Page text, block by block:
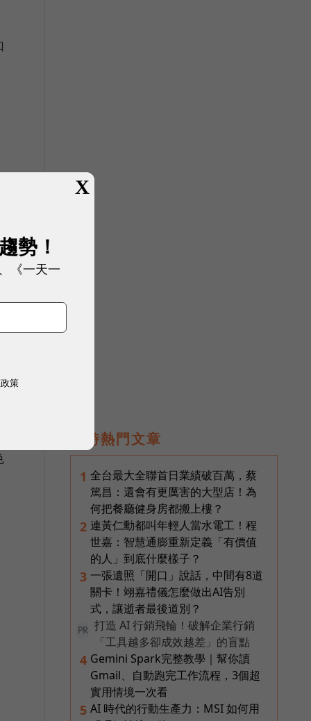
即時熱門文章
1 全台最大全聯首日業績破百萬，蔡
篤昌：還會有更厲害的大型店！為
何把餐廳健身房都搬上樓？
2 連黃仁勳都叫年輕人當水電工！程
世嘉：智慧通膨重新定義「有價值
的人」到底什麼樣子？
3 一張遺照「開口」說話，中間有8道
關卡！翊嘉禮儀怎麼做出AI告別
式，讓逝者最後道別？
PR
打造 AI 行銷飛輪！破解企業行銷
「工具越多卻成效越差」的盲點
4 Gemini Spark完整教學｜幫你讀
Gmail、自動跑完工作流程，3個超
實用情境一次看
5 AI 時代的行動生產力：MSI 如何用
X
勢！
《一天一
策